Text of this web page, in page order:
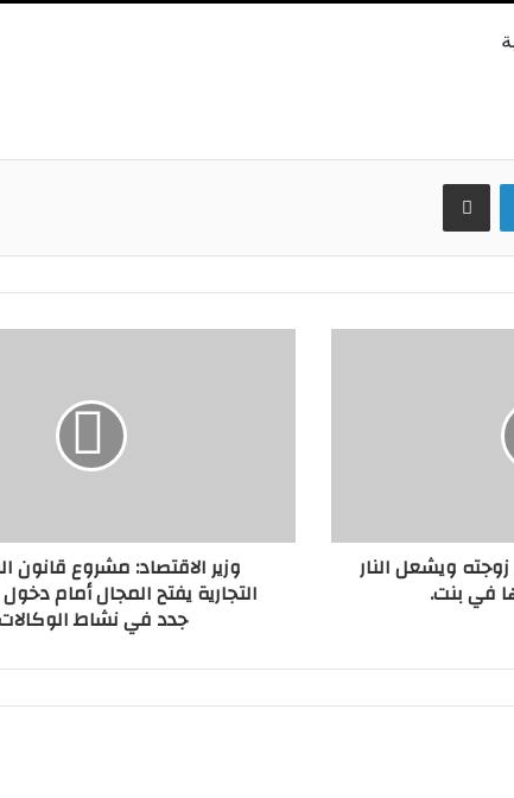
لينكدإن مشاركة عبر البريد
ويشعل النار
في بنت.
وزير الاقتصاد: مشروع قانون
التجارية يفتح المجال أمام
جدد في نشاط